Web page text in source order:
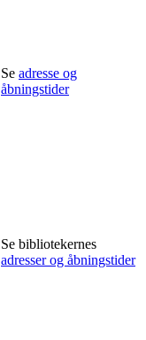
Se adresse og
åbningstider
Se bibliotekernes
adresser og åbningstider